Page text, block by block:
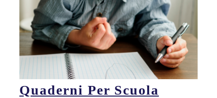
Quaderni Per Scuola